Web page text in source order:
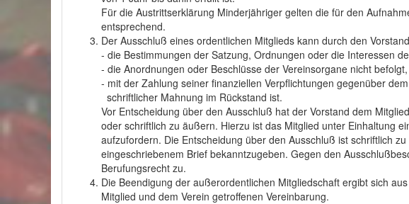
Für die Austrittserklärung Minderjähriger gelten die für den
entsprechend.
Der Ausschluß eines ordentlichen Mitglieds kann durch den
- die Bestimmungen der Satzung, Ordnungen oder die Interessen
- die Anordnungen oder Beschlüsse der Vereinsorgane nicht befolgt,
- mit der Zahlung seiner finanziellen Verpflichtungen gegenüber
schriftlicher Mahnung im Rückstand ist.
Vor Entscheidung über den Ausschluß hat der Vorstand dem
oder schriftlich zu äußern. Hierzu ist das Mitglied unter Einhaltung
aufzufordern. Die Entscheidung über den Ausschluß ist schriftlich
eingeschriebenem Brief bekanntzugeben. Gegen den
Berufungsrecht zu.
Die Beendigung der außerordentlichen Mitgliedschaft ergibt sich
Mitglied und dem Verein getroffenen Vereinbarung.